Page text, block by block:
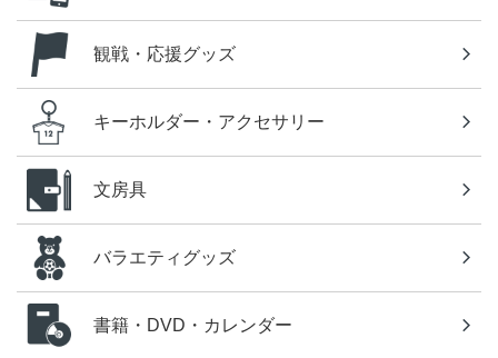
観戦・応援グッズ
キーホルダー・アクセサリー
文房具
バラエティグッズ
書籍・DVD・カレンダー